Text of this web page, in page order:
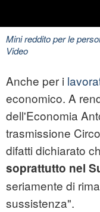
Mini reddito per le
Video
Anche per i
economico. A
dell'Economia
trasmissione
difatti dichiarato
soprattutto nel
seriamente di
sussistenza".